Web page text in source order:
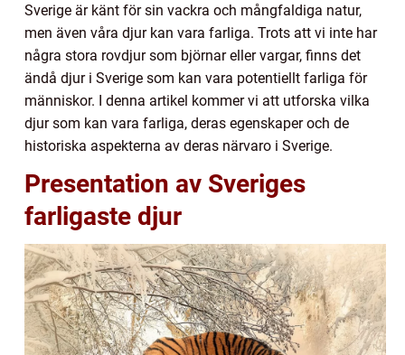
Sverige är känt för sin vackra och mångfaldiga natur,
men även våra djur kan vara farliga. Trots att vi inte har
några stora rovdjur som björnar eller vargar, finns det
ändå djur i Sverige som kan vara potentiellt farliga för
människor. I denna artikel kommer vi att utforska vilka
djur som kan vara farliga, deras egenskaper och de
historiska aspekterna av deras närvaro i Sverige.
Presentation av Sveriges
farligaste djur